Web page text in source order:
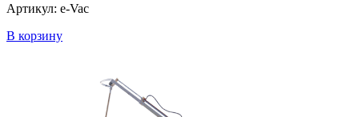
Артикул: e-Vac
В корзину